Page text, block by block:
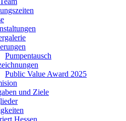
Pumpentausch
Public Value Award 2025
und Ziele
Hessen